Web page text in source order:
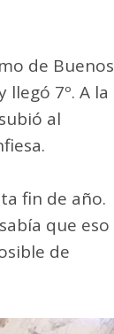
de Buenos
llegó 7º. A la
al
fin de año.
que eso
de